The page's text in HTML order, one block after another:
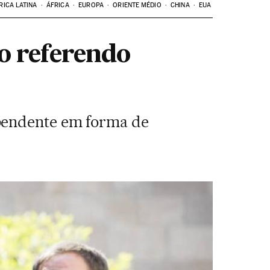
LATINA ÁFRICA EUROPA ORIENTE MÉDIO CHINA EUA
referendo
em forma de